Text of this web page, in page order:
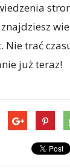
trać
już teraz!